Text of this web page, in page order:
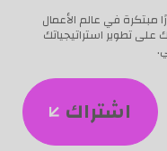
في عالم الأعمال
تطوير استراتيجياتك
اشتراك